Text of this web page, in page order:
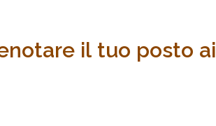
il tuo posto ai